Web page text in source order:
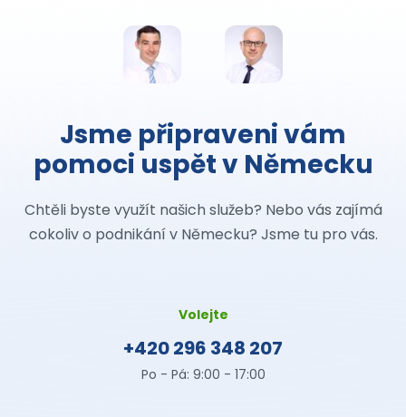
Jsme připraveni vám
pomoci uspět v Německu
Chtěli byste využít našich služeb? Nebo vás zajímá
cokoliv o podnikání v Německu? Jsme tu pro vás.
Volejte
+420 296 348 207
Po - Pá: 9:00 - 17:00